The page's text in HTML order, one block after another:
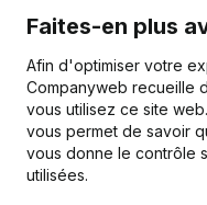
Faites-en plus
Afin d'optimiser votre
Companyweb recueille
vous utilisez ce site web.
vous permet de savoir
vous donne le contrôle
utilisées.
Français
Kantorenpark Everest